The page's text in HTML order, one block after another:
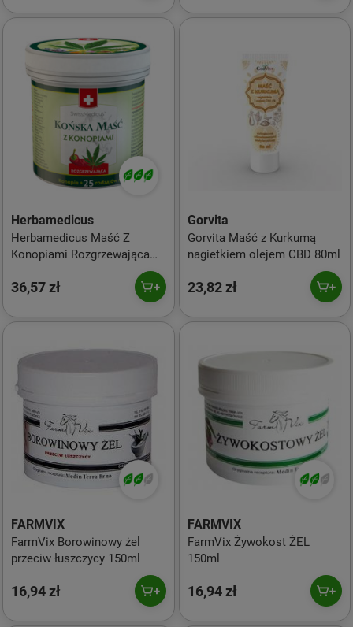
Herbamedicus
Herbamedicus Maść Z
Konopiami Rozgrzewająca
36,57 zł
Gorvita
Gorvita Maść z Kurkumą
nagietkiem olejem CBD 80ml
23,82 zł
FARMVIX
FarmVix Borowinowy żel
przeciw łuszczycy 150ml
16,94 zł
FARMVIX
FarmVix Żywokost ŻEL
150ml
16,94 zł